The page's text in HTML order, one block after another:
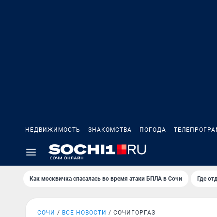
НЕДВИЖИМОСТЬ ЗНАКОМСТВА ПОГОДА
Как москвичка спасалась во время атаки БПЛА в Сочи Где
СОЧИ ВСЕ НОВОСТИ СОЧИГОРГАЗ